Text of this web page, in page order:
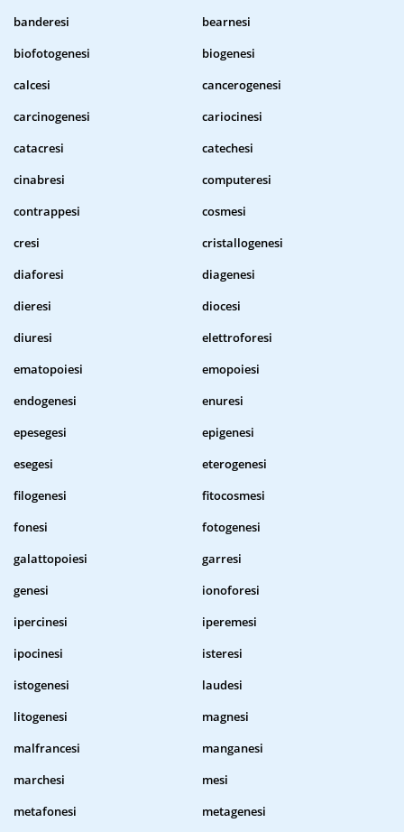
banderesi
bearnesi
biofotogenesi
biogenesi
calcesi
cancerogenesi
carcinogenesi
cariocinesi
catacresi
catechesi
cinabresi
computeresi
contrappesi
cosmesi
cresi
cristallogenesi
diaforesi
diagenesi
dieresi
diocesi
diuresi
elettroforesi
ematopoiesi
emopoiesi
endogenesi
enuresi
epesegesi
epigenesi
esegesi
eterogenesi
filogenesi
fitocosmesi
fonesi
fotogenesi
galattopoiesi
garresi
genesi
ionoforesi
ipercinesi
iperemesi
ipocinesi
isteresi
istogenesi
laudesi
litogenesi
magnesi
malfrancesi
manganesi
marchesi
mesi
metafonesi
metagenesi